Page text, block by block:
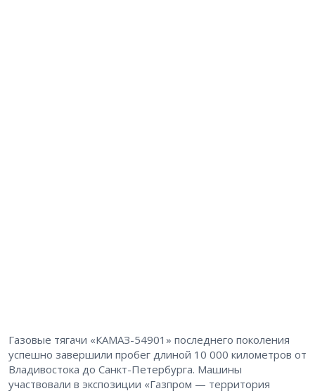
Газовые тягачи «КАМАЗ-54901» последнего поколения
успешно завершили пробег длиной 10 000 километров от
Владивостока до Санкт-Петербурга. Машины
участвовали в экспозиции «Газпром — территория